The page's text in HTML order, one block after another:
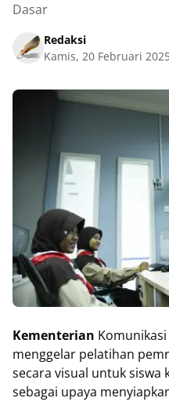
Dasar
Redaksi
Kamis, 20 Februari
Kementerian
menggelar pelatihan
secara visual untuk siswa
sebagai upaya